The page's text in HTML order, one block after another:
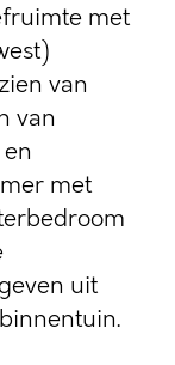
met
van
van
met
uit